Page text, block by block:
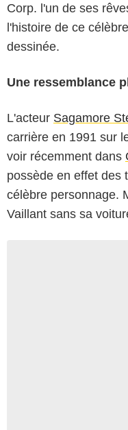
Corp. l'un de ses
l'histoire de ce
dessinée.
Une ressemblance
L'acteur Sagamore
carrière en 1991 sur
voir récemment dans
possède en effet des
célèbre personnage.
Vaillant sans sa